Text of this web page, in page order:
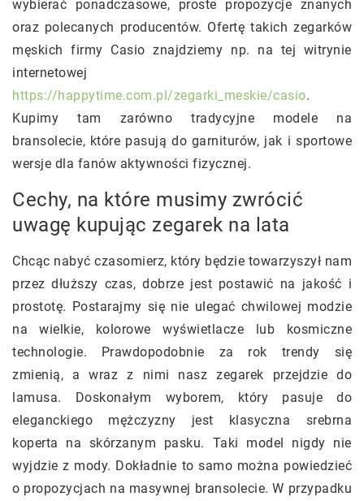
wybierać ponadczasowe, proste propozycje znanych
oraz polecanych producentów. Ofertę takich zegarków
męskich firmy Casio znajdziemy np. na tej witrynie
internetowej
https://happytime.com.pl/zegarki_meskie/casio.
Kupimy tam zarówno tradycyjne modele na
bransolecie, które pasują do garniturów, jak i sportowe
wersje dla fanów aktywności fizycznej.
Cechy, na które musimy zwrócić
uwagę kupując zegarek na lata
Chcąc nabyć czasomierz, który będzie towarzyszył nam
przez dłuższy czas, dobrze jest postawić na jakość i
prostotę. Postarajmy się nie ulegać chwilowej modzie
na wielkie, kolorowe wyświetlacze lub kosmiczne
technologie. Prawdopodobnie za rok trendy się
zmienią, a wraz z nimi nasz zegarek przejdzie do
lamusa. Doskonałym wyborem, który pasuje do
eleganckiego mężczyzny jest klasyczna srebrna
koperta na skórzanym pasku. Taki model nigdy nie
wyjdzie z mody. Dokładnie to samo można powiedzieć
o propozycjach na masywnej bransolecie. W przypadku